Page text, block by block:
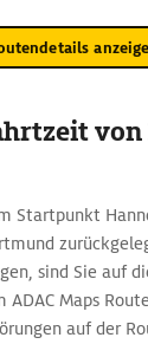
Startpunkt
sind Sie auf
Maps
auf der